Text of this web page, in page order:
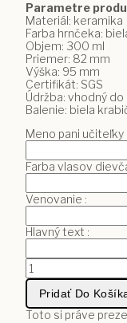
Parametre
Materiál: keramika
Farba hrnčeka:
Objem: 300 ml
Priemer: 82 mm
Výška: 95 mm
Certifikát: SGS
Údržba: vhodný
Balenie: biela
Meno pani učiteľky :
Farba vlasov
Venovanie :
Hlavný text :
množstvo
Hrnček
pre
pani
učiteľku
Pridať Do
Toto si práve